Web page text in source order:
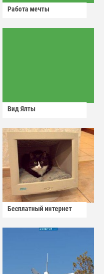
Работа мечты
Вид Ялты
Бесплатный интернет